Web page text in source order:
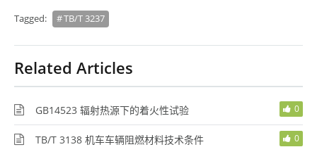
Tagged: TB/T 3237
Related Articles
GB14523 辐射热源下的着火性试验 0
TB/T 3138 机车车辆阻燃材料技术条件 0